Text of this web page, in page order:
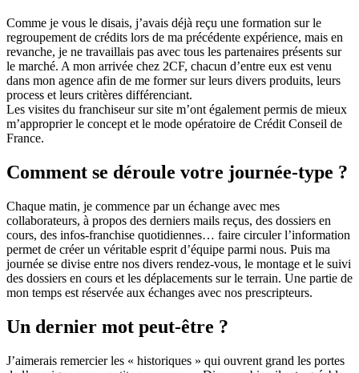
Comme je vous le disais, j’avais déjà reçu une formation sur le
regroupement de crédits lors de ma précédente expérience, mais en
revanche, je ne travaillais pas avec tous les partenaires présents sur
le marché. A mon arrivée chez 2CF, chacun d’entre eux est venu
dans mon agence afin de me former sur leurs divers produits, leurs
process et leurs critères différenciant.
Les visites du franchiseur sur site m’ont également permis de mieux
m’approprier le concept et le mode opératoire de Crédit Conseil de
France.
Comment se déroule votre journée-type ?
Chaque matin, je commence par un échange avec mes
collaborateurs, à propos des derniers mails reçus, des dossiers en
cours, des infos-franchise quotidiennes… faire circuler l’information
permet de créer un véritable esprit d’équipe parmi nous. Puis ma
journée se divise entre nos divers rendez-vous, le montage et le suivi
des dossiers en cours et les déplacements sur le terrain. Une partie de
mon temps est réservée aux échanges avec nos prescripteurs.
Un dernier mot peut-être ?
J’aimerais remercier les « historiques » qui ouvrent grand les portes